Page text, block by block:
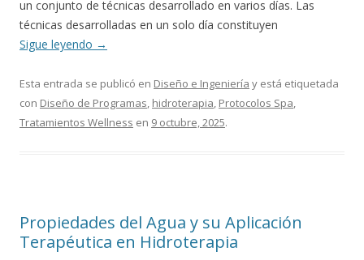
un conjunto de técnicas desarrollado en varios días. Las
técnicas desarrolladas en un solo día constituyen
Sigue leyendo →
Esta entrada se publicó en Diseño e Ingeniería y está etiquetada
con Diseño de Programas, hidroterapia, Protocolos Spa,
Tratamientos Wellness en 9 octubre, 2025.
Propiedades del Agua y su Aplicación
Terapéutica en Hidroterapia